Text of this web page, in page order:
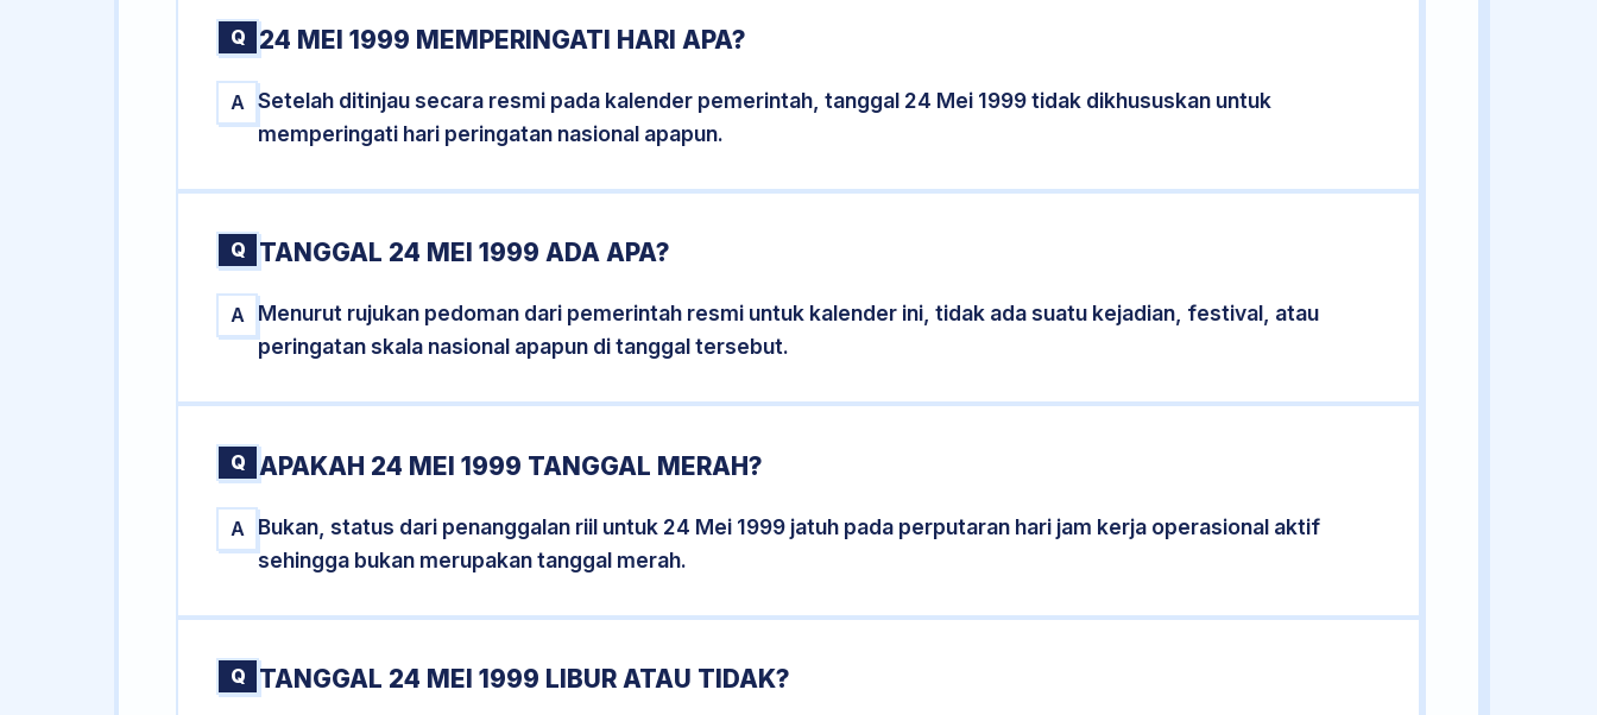
Q 24 MEI 1999 MEMPERINGATI HARI APA?
A
Setelah ditinjau secara resmi pada kalender pemerintah, tanggal 24 Mei 1999 tidak dikhususkan untuk
memperingati hari peringatan nasional apapun.
Q TANGGAL 24 MEI 1999 ADA APA?
A
Menurut rujukan pedoman dari pemerintah resmi untuk kalender ini, tidak ada suatu kejadian, festival, atau
peringatan skala nasional apapun di tanggal tersebut.
Q APAKAH 24 MEI 1999 TANGGAL MERAH?
A
Bukan, status dari penanggalan riil untuk 24 Mei 1999 jatuh pada perputaran hari jam kerja operasional aktif
sehingga bukan merupakan tanggal merah.
Q TANGGAL 24 MEI 1999 LIBUR ATAU TIDAK?